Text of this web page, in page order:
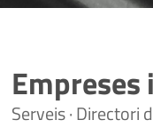
Serveis · Directori